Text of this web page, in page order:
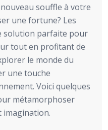
souffle à votre
une fortune? Les
solution parfaite pour
tout en profitant de
le monde du
une touche
Voici quelques
métamorphoser
imagination.